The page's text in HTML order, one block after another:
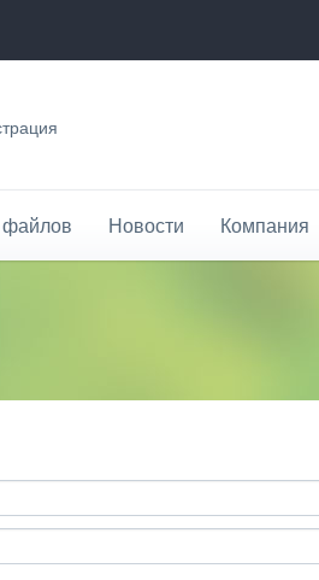
файлов Новости Компания